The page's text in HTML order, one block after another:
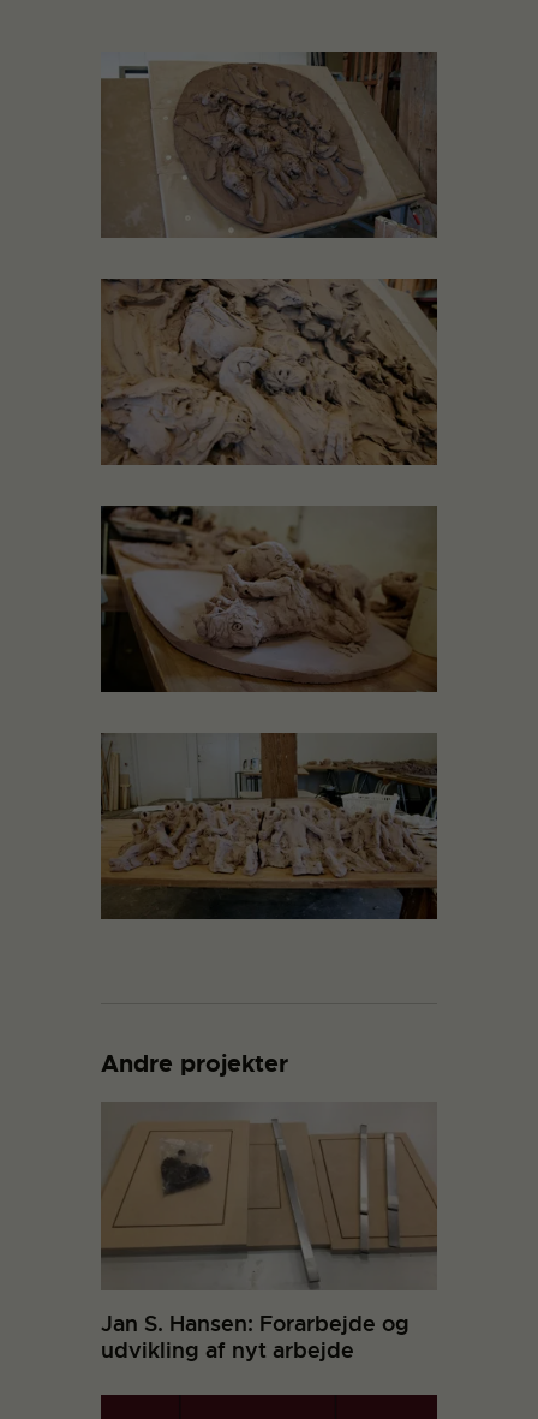
Andre projekter
Jan S. Hansen: Forarbejde og
udvikling af nyt arbejde